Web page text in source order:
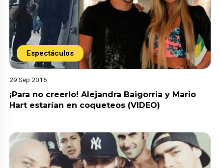
Espectáculos
29 Sep 2016
¡Para no creerlo! Alejandra Baigorria y Mario
Hart estarían en coqueteos (VIDEO)